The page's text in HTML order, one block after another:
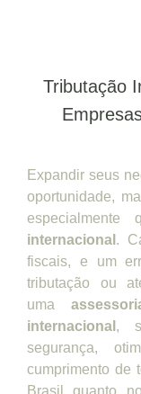
Tributação
Expandir seus
oportunidade,
internacional .
fiscais, e um
tributação ou
uma
internacional ,
segurança,
cumprimento de
Brasil quanto